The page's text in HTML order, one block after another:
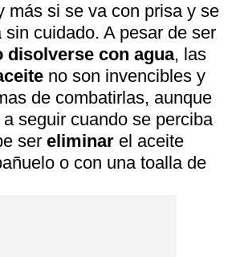
más si se va con prisa y se
sin cuidado. A pesar de ser
disolverse con agua, las
no son invencibles y
de combatirlas, aunque
seguir cuando se perciba
ser eliminar el aceite
o con una toalla de